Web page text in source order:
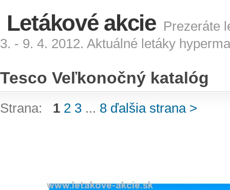
Letákové akcie Prezeráte
3. - 9. 4. 2012. Aktuálné letáky
Tesco Veľkonočný katalóg
Strana: 1 2 3 ... 8 ďalšia strana >